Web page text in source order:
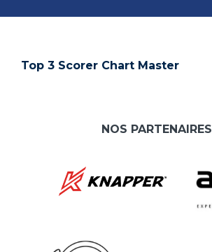
Top 3 Scorer Chart Master
NOS PARTENAIRES